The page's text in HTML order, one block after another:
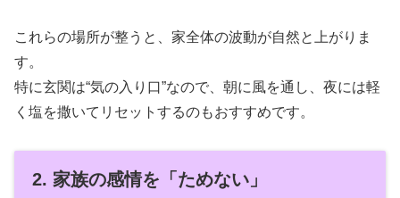
これらの場所が整うと、家全体の波動が自然と上がりま
す。
特に玄関は“気の入り口”なので、朝に風を通し、夜には軽
く塩を撒いてリセットするのもおすすめです。
2. 家族の感情を「ためない」